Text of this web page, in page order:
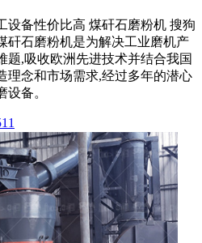
设备性价比高 煤矸石磨粉机 搜狗
矸石磨粉机是为解决工业磨机产
题,吸收欧洲先进技术并结合我国
理念和市场需求,经过多年的潜心
备。